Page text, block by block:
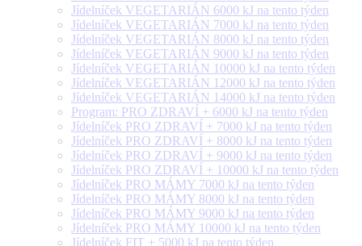
Jídelníček VEGETARIÁN 6000 kJ na tento týden
Jídelníček VEGETARIÁN 7000 kJ na tento týden
Jídelníček VEGETARIÁN 8000 kJ na tento týden
Jídelníček VEGETARIÁN 9000 kJ na tento týden
Jídelníček VEGETARIÁN 10000 kJ na tento týden
Jídelníček VEGETARIÁN 12000 kJ na tento týden
Jídelníček VEGETARIÁN 14000 kJ na tento týden
Program: PRO ZDRAVÍ + 6000 kJ na tento týden
Jídelníček PRO ZDRAVÍ + 7000 kJ na tento týden
Jídelníček PRO ZDRAVÍ + 8000 kJ na tento týden
Jídelníček PRO ZDRAVÍ + 9000 kJ na tento týden
Jídelníček PRO ZDRAVÍ + 10000 kJ na tento týden
Jídelníček PRO MÁMY 7000 kJ na tento týden
Jídelníček PRO MÁMY 8000 kJ na tento týden
Jídelníček PRO MÁMY 9000 kJ na tento týden
Jídelníček PRO MÁMY 10000 kJ na tento týden
Jídelníček FIT + 5000 kJ na tento týden